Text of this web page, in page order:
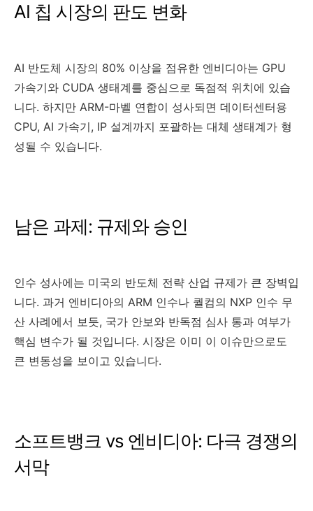
AI 칩 시장의 판도 변화
AI 반도체 시장의 80% 이상을 점유한 엔비디아는 GPU
가속기와 CUDA 생태계를 중심으로 독점적 위치에 있습
니다. 하지만 ARM-마벨 연합이 성사되면 데이터센터용
CPU, AI 가속기, IP 설계까지 포괄하는 대체 생태계가 형
성될 수 있습니다.
남은 과제: 규제와 승인
인수 성사에는 미국의 반도체 전략 산업 규제가 큰 장벽입
니다. 과거 엔비디아의 ARM 인수나 퀄컴의 NXP 인수 무
산 사례에서 보듯, 국가 안보와 반독점 심사 통과 여부가
핵심 변수가 될 것입니다. 시장은 이미 이 이슈만으로도
큰 변동성을 보이고 있습니다.
소프트뱅크 vs 엔비디아: 다극 경쟁의
서막